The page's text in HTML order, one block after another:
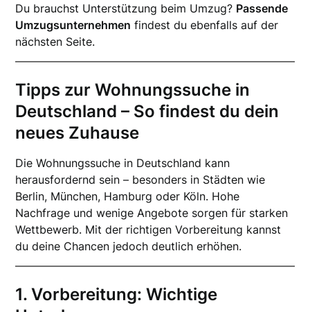
Du brauchst Unterstützung beim Umzug? Passende
Umzugsunternehmen findest du ebenfalls auf der
nächsten Seite.
Tipps zur Wohnungssuche in
Deutschland – So findest du dein
neues Zuhause
Die Wohnungssuche in Deutschland kann
herausfordernd sein – besonders in Städten wie
Berlin, München, Hamburg oder Köln. Hohe
Nachfrage und wenige Angebote sorgen für starken
Wettbewerb. Mit der richtigen Vorbereitung kannst
du deine Chancen jedoch deutlich erhöhen.
1. Vorbereitung: Wichtige